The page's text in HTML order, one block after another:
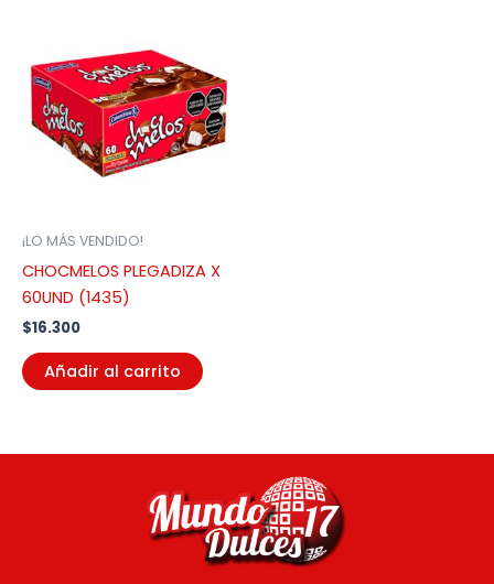
¡LO MÁS VENDIDO!
CHOCMELOS PLEGADIZA X
60UND (1435)
$16.300
Añadir al carrito